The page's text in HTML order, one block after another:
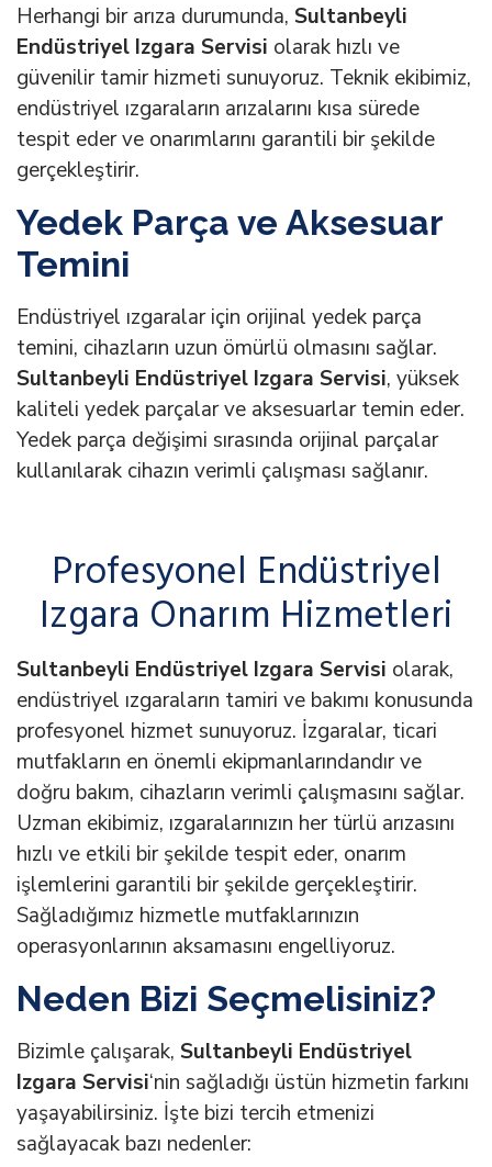
Herhangi bir arıza durumunda, Sultanbeyli
Endüstriyel Izgara Servisi olarak hızlı ve
güvenilir tamir hizmeti sunuyoruz. Teknik ekibimiz,
endüstriyel ızgaraların arızalarını kısa sürede
tespit eder ve onarımlarını garantili bir şekilde
gerçekleştirir.
Yedek Parça ve Aksesuar
Temini
Endüstriyel ızgaralar için orijinal yedek parça
temini, cihazların uzun ömürlü olmasını sağlar.
Sultanbeyli Endüstriyel Izgara Servisi, yüksek
kaliteli yedek parçalar ve aksesuarlar temin eder.
Yedek parça değişimi sırasında orijinal parçalar
kullanılarak cihazın verimli çalışması sağlanır.
Profesyonel Endüstriyel
Izgara Onarım Hizmetleri
Sultanbeyli Endüstriyel Izgara Servisi olarak,
endüstriyel ızgaraların tamiri ve bakımı konusunda
profesyonel hizmet sunuyoruz. İzgaralar, ticari
mutfakların en önemli ekipmanlarındandır ve
doğru bakım, cihazların verimli çalışmasını sağlar.
Uzman ekibimiz, ızgaralarınızın her türlü arızasını
hızlı ve etkili bir şekilde tespit eder, onarım
işlemlerini garantili bir şekilde gerçekleştirir.
Sağladığımız hizmetle mutfaklarınızın
operasyonlarının aksamasını engelliyoruz.
Neden Bizi Seçmelisiniz?
Bizimle çalışarak, Sultanbeyli Endüstriyel
Izgara Servisi‘nin sağladığı üstün hizmetin farkını
yaşayabilirsiniz. İşte bizi tercih etmenizi
sağlayacak bazı nedenler: